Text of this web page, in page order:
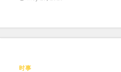
时事